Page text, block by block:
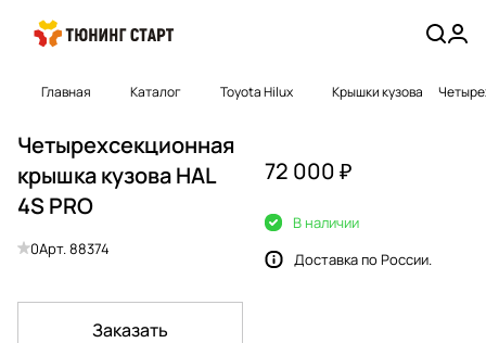
Главная Каталог Toyota Hilux Крышки кузова
Четырехсекционная
крышка кузова HAL
4S PRO
0Арт.88374
Заказать
72 000 ₽
В наличии
Доставка по России.